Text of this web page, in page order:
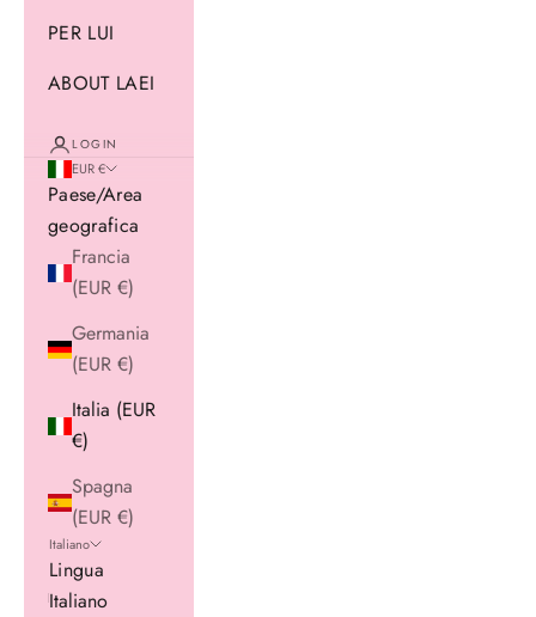
PER LUI
ABOUT LAEI
LOGIN
EUR €
Paese/Area
geografica
Francia
(EUR €)
Germania
(EUR €)
Italia (EUR
€)
Spagna
(EUR €)
Italiano
Lingua
Italiano